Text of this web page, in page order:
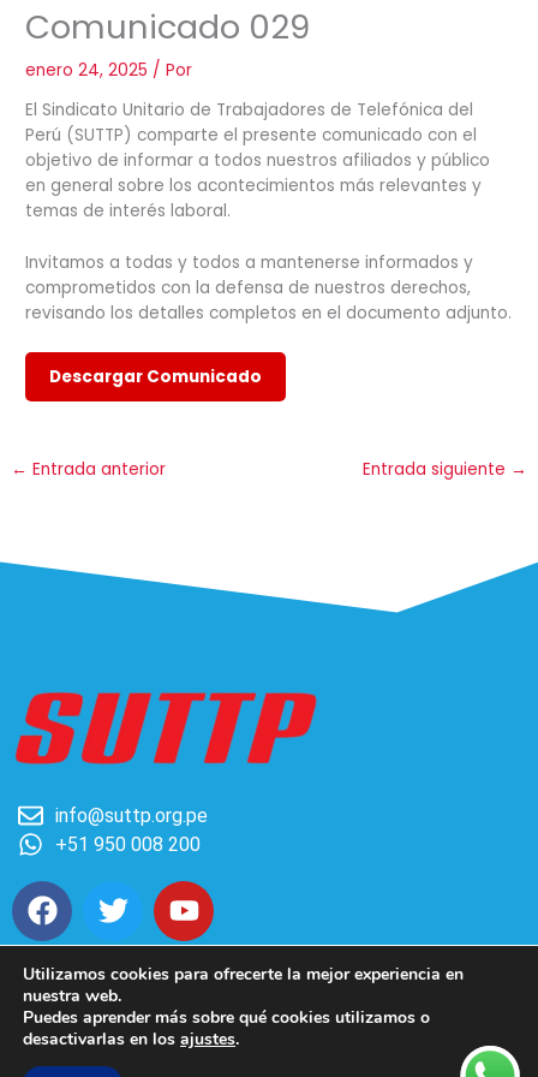
Comunicado 029
enero 24, 2025 / Por
El Sindicato Unitario de Trabajadores de Telefónica del
Perú (SUTTP) comparte el presente comunicado con el
objetivo de informar a todos nuestros afiliados y público
en general sobre los acontecimientos más relevantes y
temas de interés laboral.
Invitamos a todas y todos a mantenerse informados y
comprometidos con la defensa de nuestros derechos,
revisando los detalles completos en el documento adjunto.
Descargar Comunicado
← Entrada anterior Entrada siguiente →
info@suttp.org.pe
+51 950 008 200
F
a
c
e
b
o
T
w
i
t
t
e
Y
o
u
t
u
b
Copyright © 2026 Sindicato Unitario de Trabajadores de
Telefónica del Perú
Utilizamos cookies para ofrecerte la mejor experiencia en
nuestra web.
Puedes aprender más sobre qué cookies utilizamos o
desactivarlas en los ajustes.